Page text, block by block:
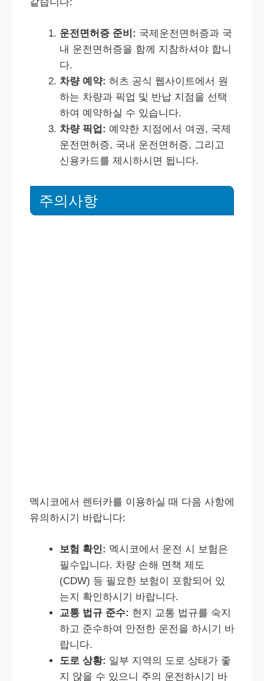
운전면허증 준비: 국제운전면허증과 국
내 운전면허증을 함께 지참하셔야 합니
다.
차량 예약: 허츠 공식 웹사이트에서 원
하는 차량과 픽업 및 반납 지점을 선택
하여 예약하실 수 있습니다.
차량 픽업: 예약한 지점에서 여권, 국제
운전면허증, 국내 운전면허증, 그리고
신용카드를 제시하시면 됩니다.
주의사항
멕시코에서 렌터카를 이용하실 때 다음 사항에
유의하시기 바랍니다:
보험 확인: 멕시코에서 운전 시 보험은
필수입니다. 차량 손해 면책 제도
(CDW) 등 필요한 보험이 포함되어 있
는지 확인하시기 바랍니다.
교통 법규 준수: 현지 교통 법규를 숙지
하고 준수하여 안전한 운전을 하시기 바
랍니다.
도로 상황: 일부 지역의 도로 상태가 좋
지 않을 수 있으니 주의 운전하시기 바